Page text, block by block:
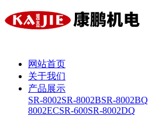
网站首页
关于我们
产品展示
SR-8002SR-8002BSR-8002BQ
8002ECSR-600SR-8002DQ